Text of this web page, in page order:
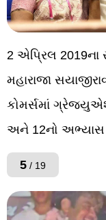
2 એપ્રિલ
મહારાજા
કોમર્સમાં
અને 12નો અભ્યાસ
5 / 19